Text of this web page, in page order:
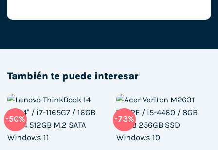
También te puede interesar
-50% -73%